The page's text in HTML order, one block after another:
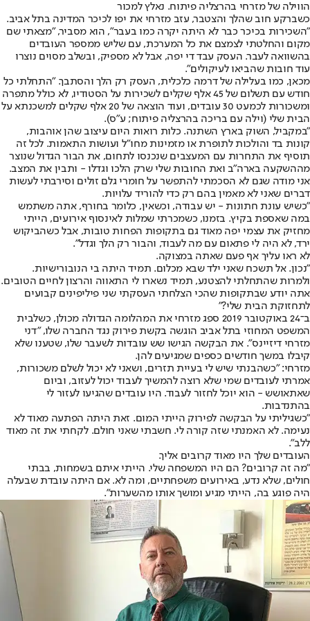
הווילה של מזרחי בהרצליה פיתוח. נאלץ למכור
כשברקע חוב שהלך והצטבר, עזב מזרחי את יפו לכיכר המדינה בתל אביב.
"השכירות בכיכר כבר לא היתה יקרה כמו בעבר", הוא מסביר, "מצאתי שם
מקום והחלטתי לצמצם את כל המערכת, עם שליש ממספר העובדים
בהשוואה לעבר. העסק עבד די יפה, אבל לא מספיק, ובשלב מסוים נוצרו
עוד חובות שהביאו לעיקולים".
מכאן, כמו בעלילה של דרמה כלכלית, העסק רק הלך והסתבך. "התחלתי כל
חודש עם תשלום של 45 אלף שקלים לשכירות על הסטודיו, לא כולל מתפרה
ומשכורות לכמעט 30 עובדים, ועוד הוצאה של 20 אלף שקלים למשכנתא על
הבית שלי (וילה עם בריכה בהרצליה פיתוח; ע"ס).
"במקביל, השוק בארץ השתנה. כלות רואות היום עיצוב שהן אוהבות,
קונות בד והולכות לתופרת או מזמינות מחו"ל ועושות התאמות. לכל זה
תוסיף את התחרות עם המעצבים שנכנסו לתחום, את הבור הגדול שנוצר
מההשקעה בארה"ב ואת החובות שלי שרק הלכו וגדלו - ותבין את המצב.
אני מודה שגם לא הסכמתי להתפשר על חומרי גלם זולים וסירבתי לעשות
דברים שאני לא מאמין בהם רק כדי להוריד עלויות.
"כשיש עונת חתונות - יש עבודה, וכשאין, כלומר בחורף, אתה משתמש
במה שאספת בקיץ. בזמנו, כשמכרתי שמלות לאינסוף אירועים, הייתי
מחזיק את עצמי יפה מאוד גם בתקופות הפחות טובות, אבל כשהביקוש
ירד, לא היה לי פתאום עם מה לעבוד, והבור רק הלך וגדל".
לא ראו עליך אף פעם שאתה במצוקה.
"נכון. אל תשכח שאני ילד שבא מכלום. תמיד היתה בי הנובורישיות.
ולמרות שהתחלתי להצטנע, תמיד נשארו לי התאווה והרצון לחיים הטובים.
אתה יודע שבתקופות שהכי הצלחתי העסקתי שני פיליפינים קבועים
לתחזוקת הבית שלי?"
ב־24 באוקטובר 2019 ספג מזרחי את המהלומה הגדולה מכולן, כשלבית
המשפט המחוזי בתל אביב הוגשה בקשת פירוק נגד החברה שלו, "דני
מזרחי דיזיינס". את הבקשה הגישו שש עובדות לשעבר שלו, שטענו שלא
קיבלו במשך חודשים כספים שמגיעים להן.
מזרחי: "כשהבנתי שיש לי בעיית תזרים, ושאני לא יכול לשלם משכורות,
אמרתי לעובדים שמי שלא רוצה להמשיך לעבוד יכול לעזוב, וביום
שאתאושש - הוא יוכל לחזור לעבוד. היו עובדים שהגיעו לעזור לי
בהתנדבות.
"כשגיליתי על הבקשה לפירוק הייתי המום. זאת היתה הפתעה מאוד לא
נעימה. לא האמנתי שזה קורה לי. חשבתי שאני חולם. לקחתי את זה מאוד
ללב".
העובדים שלך היו מאוד קרובים אליך.
"מה זה קרובים? הם היו המשפחה שלי. הייתי איתם בשמחות, בבתי
חולים, שלא נדע, באירועים משפחתיים, ומה לא. אם היתה עובדת שבעלה
היה פוגע בה, הייתי מגיע ומושך אותו מהשערות".